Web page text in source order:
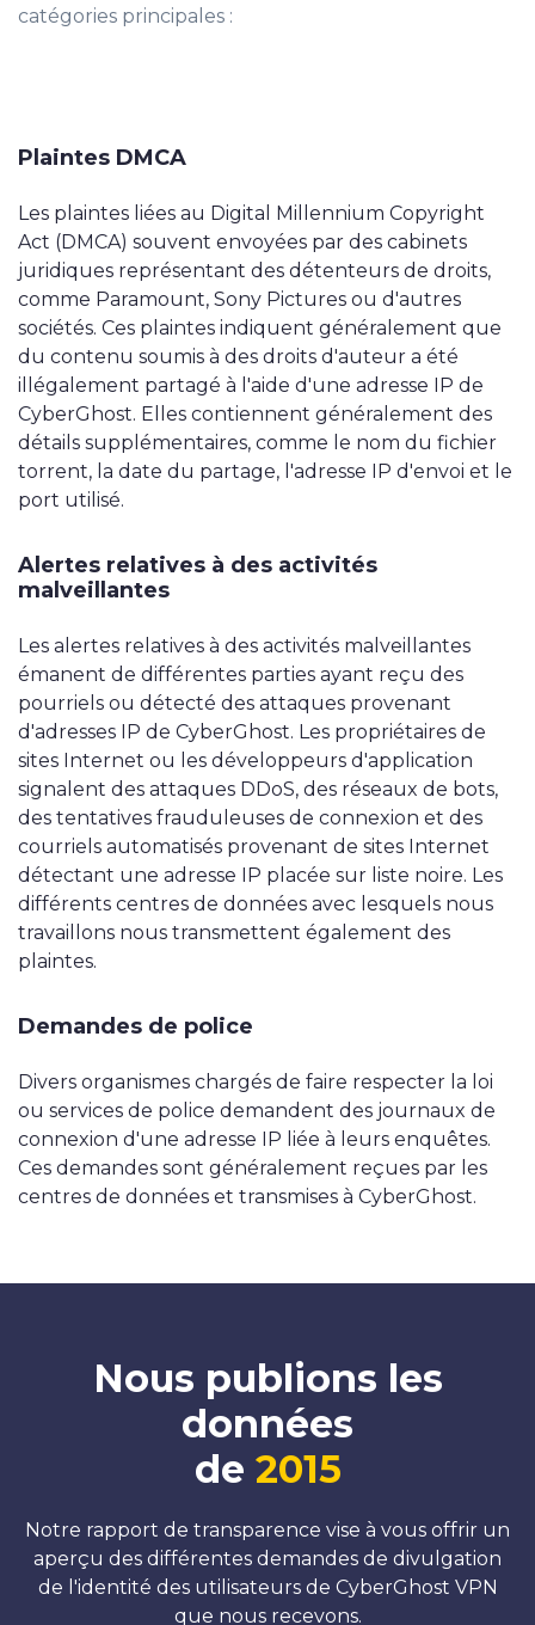
catégories principales :
Plaintes DMCA
Les plaintes liées au Digital Millennium Copyright
Act (DMCA) souvent envoyées par des cabinets
juridiques représentant des détenteurs de droits,
comme Paramount, Sony Pictures ou d'autres
sociétés. Ces plaintes indiquent généralement que
du contenu soumis à des droits d'auteur a été
illégalement partagé à l'aide d'une adresse IP de
CyberGhost. Elles contiennent généralement des
détails supplémentaires, comme le nom du fichier
torrent, la date du partage, l'adresse IP d'envoi et le
port utilisé.
Alertes relatives à des activités
malveillantes
Les alertes relatives à des activités malveillantes
émanent de différentes parties ayant reçu des
pourriels ou détecté des attaques provenant
d'adresses IP de CyberGhost. Les propriétaires de
sites Internet ou les développeurs d'application
signalent des attaques DDoS, des réseaux de bots,
des tentatives frauduleuses de connexion et des
courriels automatisés provenant de sites Internet
détectant une adresse IP placée sur liste noire. Les
différents centres de données avec lesquels nous
travaillons nous transmettent également des
plaintes.
Demandes de police
Divers organismes chargés de faire respecter la loi
ou services de police demandent des journaux de
connexion d'une adresse IP liée à leurs enquêtes.
Ces demandes sont généralement reçues par les
centres de données et transmises à CyberGhost.
Nous publions les
données
de 2015
Notre rapport de transparence vise à vous offrir un
aperçu des différentes demandes de divulgation
de l'identité des utilisateurs de CyberGhost VPN
que nous recevons.